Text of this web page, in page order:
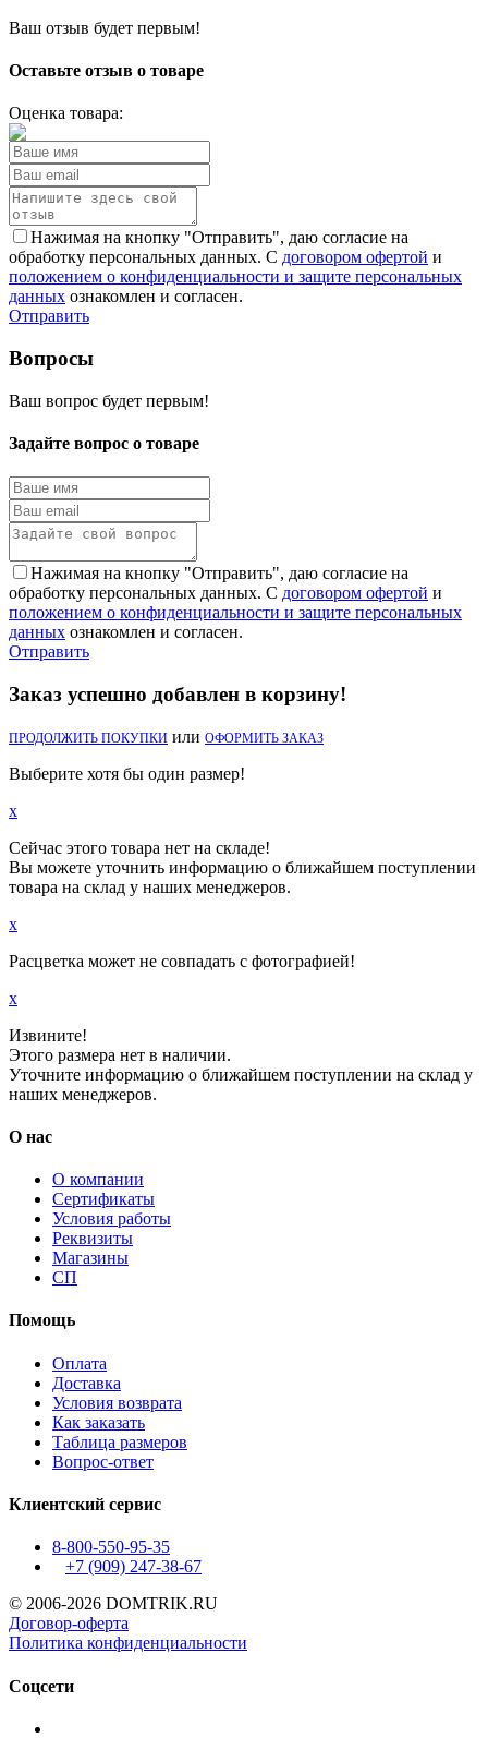
Ваш отзыв будет первым!
Оставьте отзыв о товаре
Оценка товара:
Нажимая на кнопку "Отправить", даю согласие на
обработку персональных данных. С договором офертой и
положением о конфиденциальности и защите персональных
данных ознакомлен и согласен.
Отправить
Вопросы
Ваш вопрос будет первым!
Задайте вопрос о товаре
Нажимая на кнопку "Отправить", даю согласие на
обработку персональных данных. С договором офертой и
положением о конфиденциальности и защите персональных
данных ознакомлен и согласен.
Отправить
Заказ успешно добавлен в корзину!
ПРОДОЛЖИТЬ ПОКУПКИ или ОФОРМИТЬ ЗАКАЗ
Выберите хотя бы один размер!
x
Сейчас этого товара нет на складе!
Вы можете уточнить информацию о ближайшем поступлении
товара на склад у наших менеджеров.
x
Расцветка может не совпадать с фотографией!
x
Извините!
Этого размера нет в наличии.
Уточните информацию о ближайшем поступлении на склад у
наших менеджеров.
О нас
О компании
Сертификаты
Условия работы
Реквизиты
Магазины
СП
Помощь
Оплата
Доставка
Условия возврата
Как заказать
Таблица размеров
Вопрос-ответ
Клиентский сервис
8-800-550-95-35
+7 (909) 247-38-67
© 2006-2026 DOMTRIK.RU
Договор-оферта
Политика конфиденциальности
Соцсети